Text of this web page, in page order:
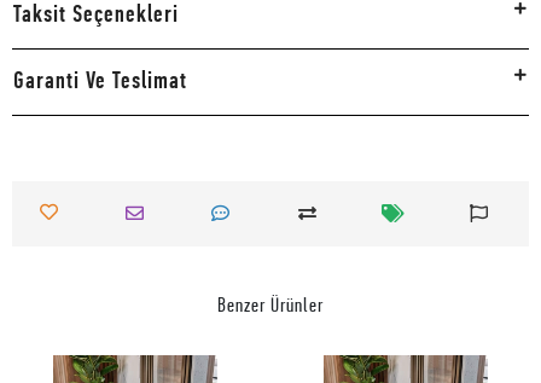
Taksit Seçenekleri
Garanti Ve Teslimat
Benzer Ürünler